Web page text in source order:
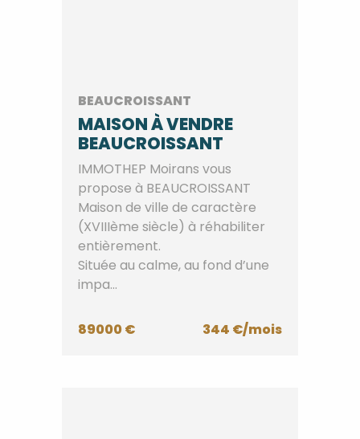
BEAUCROISSANT
MAISON À VENDRE
BEAUCROISSANT
IMMOTHEP Moirans vous
propose à BEAUCROISSANT
Maison de ville de caractère
(XVIIIème siècle) à réhabiliter
entièrement.
Située au calme, au fond d’une
impa...
89000 € 344 €/mois